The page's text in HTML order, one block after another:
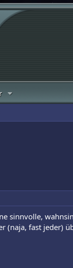
sinnvolle,
(naja, fast jeder)